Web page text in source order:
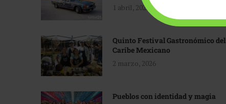
1 abril, 2026
Quinto Festival Gastronómico del
Caribe Mexicano
2 marzo, 2026
Pueblos con identidad y magia